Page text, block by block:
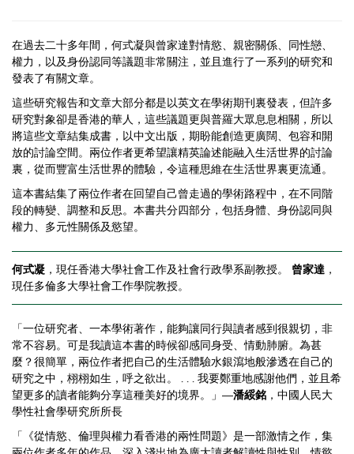
在過去二十多年間，何式凝與曾家達對情慾、親密關係、同性戀、
權力，以及身份認同等議題非常關注，並且進行了一系列的研究和
發表了有關文章。
這些研究報告和文章大部分都是以英文在學術期刊裏發表，但許多
研究對象卻是香港的華人，這些議題更與普羅大眾息息相關，所以
將這些文章結集成書，以中文出版，期盼能創造更廣闊、包容和開
放的討論空間。兩位作者更希望讓精英論述能融入生活世界的討論
裏，從而豐富生活世界的體驗，令這種思維在生活世界裏更流通。
這本書結集了兩位作者在回望自己曾走過的學術路程中，在不同階
段的轉變、調整和反思。本書共分四部分，包括身體、身份認同與
權力、多元性關係及慾望。
何式凝 ，現任香港大學社會工作及社會行政學系副教授。 曾家達 ，
現任多倫多大學社會工作學院教授。
「一位研究者、一本學術著作，能夠讓同行與讀者感到很親切，非
常不容易。可是我讀這本書的時候卻感同身受、情動肺腑。為甚
麼？很簡單，兩位作者把自己的生活體驗水銀瀉地般滲透在自己的
研究之中，栩栩如生，呼之欲出。 . . . 我要鄭重地感謝他們，並且希
望更多的讀者能夠分享這種美好的境界。」—潘綏銘 ，中國人民大
學性社會學研究所所長
「《從情慾、倫理與權力看香港的兩性問題》是一部激情之作，集